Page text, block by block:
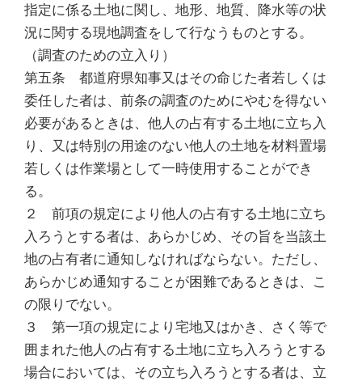
指定に係る土地に関し、地形、地質、降水等の状
況に関する現地調査をして行なうものとする。
（調査のための立入り）
第五条 都道府県知事又はその命じた者若しくは
委任した者は、前条の調査のためにやむを得ない
必要があるときは、他人の占有する土地に立ち入
り、又は特別の用途のない他人の土地を材料置場
若しくは作業場として一時使用することができ
る。
２ 前項の規定により他人の占有する土地に立ち
入ろうとする者は、あらかじめ、その旨を当該土
地の占有者に通知しなければならない。ただし、
あらかじめ通知することが困難であるときは、こ
の限りでない。
３ 第一項の規定により宅地又はかき、さく等で
囲まれた他人の占有する土地に立ち入ろうとする
場合においては、その立ち入ろうとする者は、立